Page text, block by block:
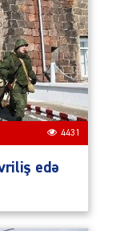
4431
edə